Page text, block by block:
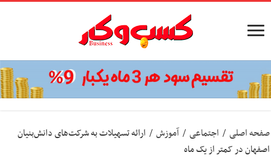
صفحه اصلی / اجتماعی / آموزش / ارائه تسهیلات به شرکت‌های دانش‌بنیان
اصفهان در کمتر از یک ماه